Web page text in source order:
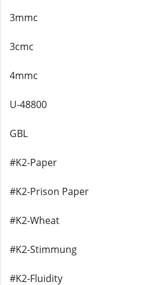
3mmc
3cmc
4mmc
U-48800
GBL
#K2-Paper
#K2-Prison Paper
#K2-Wheat
#K2-Stimmung
#K2-Fluidity